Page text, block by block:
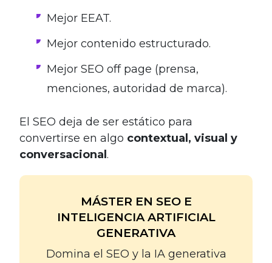
Mejor EEAT.
Mejor contenido estructurado.
Mejor SEO off page (prensa,
menciones, autoridad de marca).
El SEO deja de ser estático para
convertirse en algo contextual, visual y
conversacional .
MÁSTER EN SEO E
INTELIGENCIA ARTIFICIAL
GENERATIVA
Domina el SEO y la IA generativa